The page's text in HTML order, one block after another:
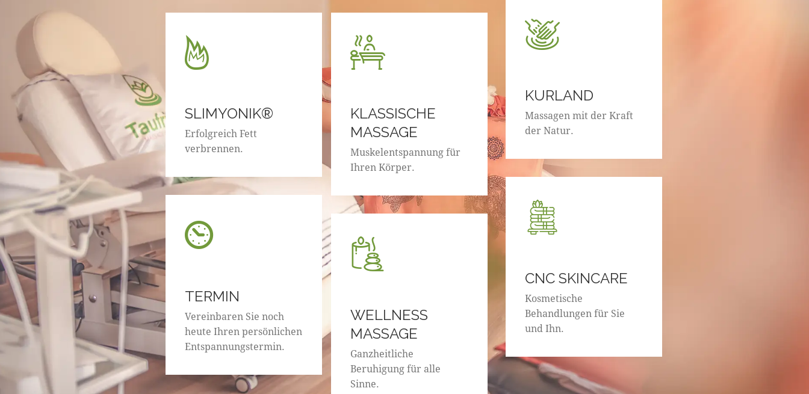
SLIMYONIK®
Erfolgreich Fett
verbrennen.
TERMIN
Vereinbaren Sie noch
heute Ihren persönlichen
Entspannungstermin.
KLASSISCHE
MASSAGE
Muskelentspannung für
Ihren Körper.
WELLNESS
MASSAGE
Ganzheitliche
Beruhigung für alle
Sinne.
KURLAND
Massagen mit der Kraft
der Natur.
CNC SKINCARE
Kosmetische
Behandlungen für Sie
und Ihn.